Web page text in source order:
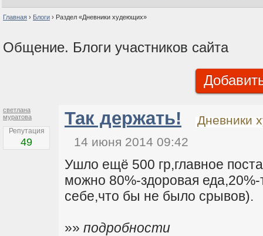
Главная › Блоги › Раздел «Дневники худеющих»
Общение. Блоги участников сайта
светлана
муратова
Репутация
49
Так держать!
Дневники
14 июня 2014 09:42
Ушло ещё 500 гр,главное
можно 80%-здоровая еда,20%-
себе,что бы не было срывов).
»» подробности